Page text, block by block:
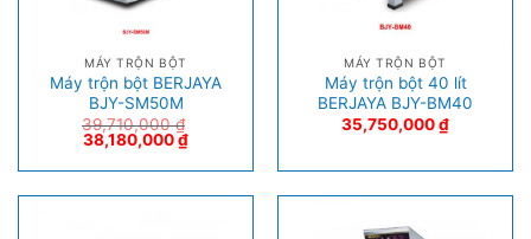
MÁY TRỘN BỘT
Máy trộn bột BERJAYA
BJY-SM50M
39,710,000₫
38,180,000₫
MÁY TRỘN BỘT
Máy trộn bột 40 lít
BERJAYA BJY-BM40
35,750,000₫